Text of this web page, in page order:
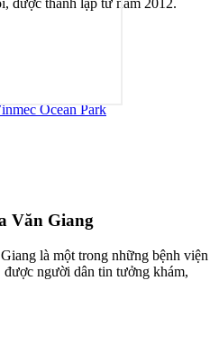
được thành lập từ năm 2012.
Ocean Park
Văn Giang
là một trong những bệnh viện
người dân tin tưởng khám,